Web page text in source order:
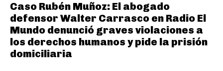
Caso Rubén Muñoz: El abogado
defensor Walter Carrasco en Radio El
Mundo denunció graves violaciones a
los derechos humanos y pide la prisión
domiciliaria